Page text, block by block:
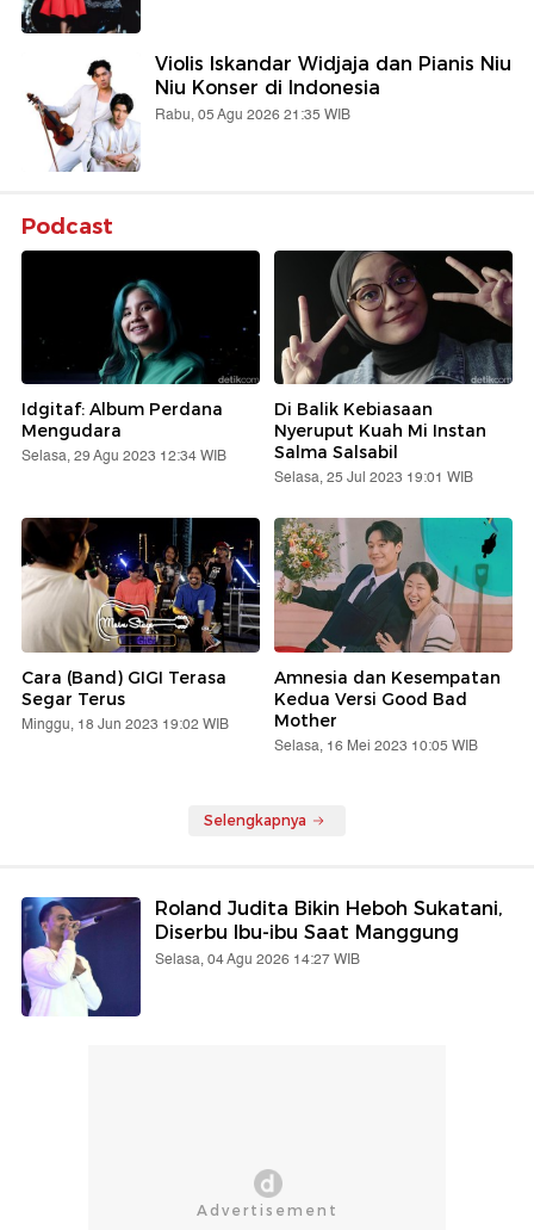
Violis Iskandar Widjaja dan Pianis Niu
Niu Konser di Indonesia
Rabu, 05 Agu 2026 21:35 WIB
Podcast
Idgitaf: Album Perdana
Mengudara
Selasa, 29 Agu 2023 12:34 WIB
Di Balik Kebiasaan
Nyeruput Kuah Mi Instan
Salma Salsabil
Selasa, 25 Jul 2023 19:01 WIB
Cara (Band) GIGI Terasa
Segar Terus
Minggu, 18 Jun 2023 19:02 WIB
Amnesia dan Kesempatan
Kedua Versi Good Bad
Mother
Selasa, 16 Mei 2023 10:05 WIB
Selengkapnya
Roland Judita Bikin Heboh Sukatani,
Diserbu Ibu-ibu Saat Manggung
Selasa, 04 Agu 2026 14:27 WIB